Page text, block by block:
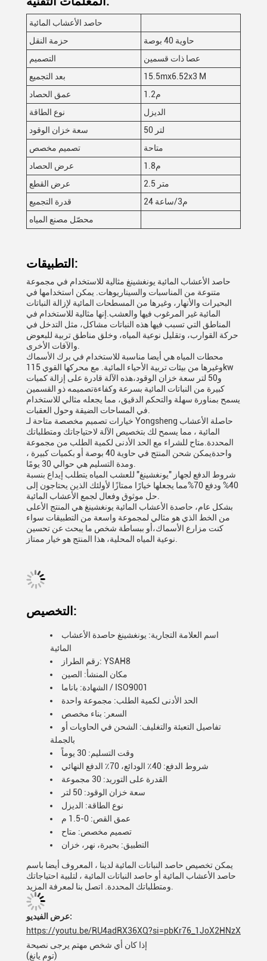
حاصد الأعشاب المائية
حزمة النقل
حاوية 40 بوصة
التصميم
عصا ذات قسمين
بعد التجميع
15.5mx6.52x3 M
عمق الحصاد
1.2م
نوع الطاقة
الديزل
سعة خزان الوقود
50 لتر
تصميم مخصص
متاحة
عرض الحصاد
1.8م
عرض القطع
2.5 متر
قدرة التجميع
24 م3/ساعة
محصّل مصنع المياه
التطبيقات:
حاصد الأعشاب المائية يونغشينغ مثالية للاستخدام في مجموعة
متنوعة من المناسبات والسيناريوهات. يمكن استخدامها في
البحيرات والأنهار، وغيرها من المسطحات المائية لإزالة النباتات
المائية غير المرغوب فيها والعشب.إنها مثالية للاستخدام في
المناطق التي تسبب فيها هذه النباتات مشاكل، مثل التدخل في
حركة القوارب، وتقليل نوعية المياه، وخلق مناطق تربية للبعوض
محطات المياه هي أيضا مناسبة للاستخدام في برك الأسماك
وغيرها من بيئات تربية الأحياء المائية. مع محركها القوي 115kw
و50 لتر سعة خزان الوقود،هذه الآلة قادرة على إزالة كميات
كبيرة من النباتات المائية بسرعة وكفاءةتصميمه ذو القسمين
يسمح بمناورة سهلة والتحكم الدقيق، مما يجعله مثالي للاستخدام
خيارات تصميم مخصصة متاحة لـ Yongsheng حاصلة الأعشاب
المائية ، مما يسمح لك بتخصيص الآلة لاحتياجاتك ومتطلباتك
المحددة.متاح للشراء مع الحد الأدنى لكمية الطلب من مجموعة
واحدةيمكن شحن المنتج في حاوية 40 بوصة أو بكميات كبيرة ،
شروط الدفع لجهاز "يونغشينغ" للعشب المياه يتطلب إيداع بنسبة
40% ودفع 70%مما يجعلها خيارًا ممتازًا لأولئك الذين يحتاجون إلى
بشكل عام، حاصدة الأعشاب المائية يونغشينغ هي المنتج الأعلى
من الخط الذي هو مثالي لمجموعة واسعة من التطبيقات سواء
كنت مزارع الأسماك،أو ببساطة شخص ما يبحث عن تحسين
التخصيص:
اسم العلامة التجارية: يونغشينغ حاصدة الأعشاب
المائية
رقم الطراز: YSAH8
مكان المنشأ: الصين
الشهادة: باناما / ISO9001
الحد الأدنى لكمية الطلب: مجموعة واحدة
السعر: بناء مخصص
تفاصيل التعبئة والتغليف: الشحن في الحاويات أو
بالجملة
وقت التسليم: 30 يوماً
شروط الدفع: 40٪ الودائع، 70٪ الدفع النهائي
القدرة على التوريد: 30 مجموعة
سعة خزان الوقود: 50 لتر
نوع الطاقة: الديزل
عمق القص: 0-1.5 م
تصميم مخصص: متاح
التطبيق: بحيرة، نهر، خزان
يمكن تخصيص حاصد النباتات المائية لدينا ، المعروف أيضا باسم
حاصد الأعشاب المائية أو حاصد النباتات المائية ، لتلبية احتياجاتك
عرض الفيديو:
https://youtu.be/RU4adRX36XQ?si=pbKr76_1JoX2HNzX
إذا كان أي شخص مهتم يرجى نصيحة
(توم يانغ)